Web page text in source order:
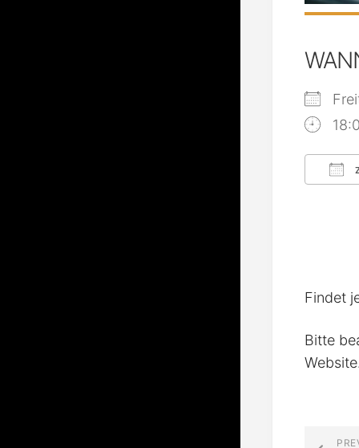
Findet
Bitte